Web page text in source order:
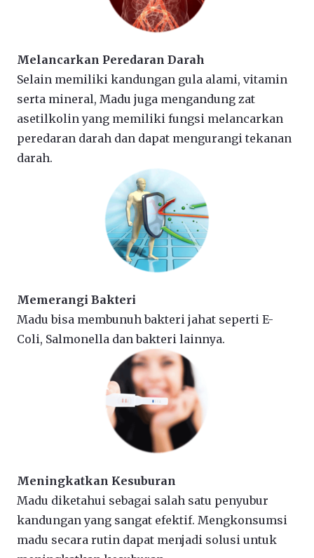
Melancarkan Peredaran Darah
Selain memiliki kandungan gula alami, vitamin
serta mineral, Madu juga mengandung zat
asetilkolin yang memiliki fungsi melancarkan
peredaran darah dan dapat mengurangi tekanan
darah.
Memerangi Bakteri
Madu bisa membunuh bakteri jahat seperti E-
Coli, Salmonella dan bakteri lainnya.
Meningkatkan Kesuburan
Madu diketahui sebagai salah satu penyubur
kandungan yang sangat efektif. Mengkonsumsi
madu secara rutin dapat menjadi solusi untuk